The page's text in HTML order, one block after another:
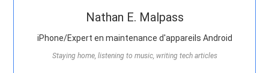
Nathan E. Malpass
iPhone/Expert en maintenance d'appareils Android
Staying home, listening to music, writing tech articles